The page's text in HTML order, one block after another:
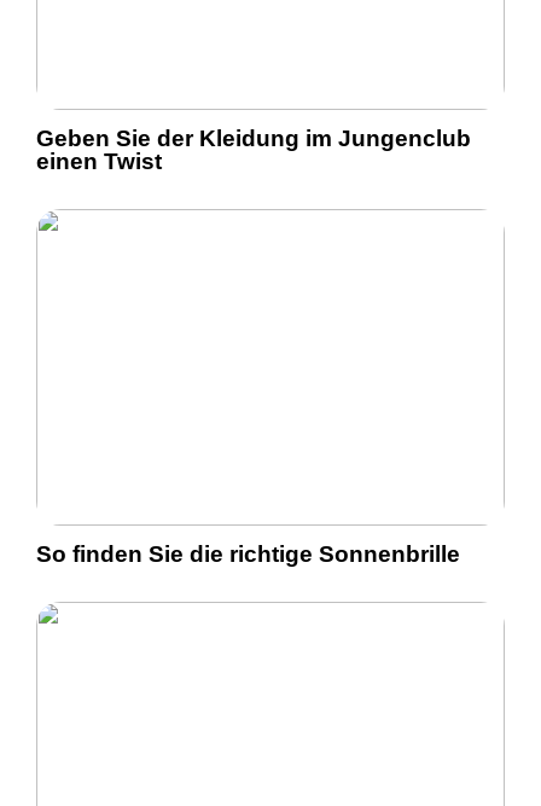
Geben Sie der Kleidung im Jungenclub
einen Twist
So finden Sie die richtige Sonnenbrille